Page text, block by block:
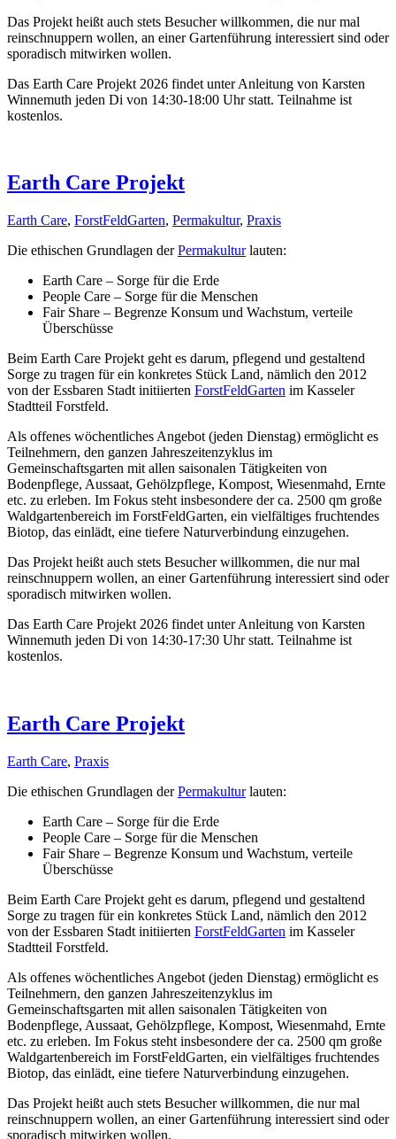
Das Projekt heißt auch stets Besucher willkommen, die nur mal
reinschnuppern wollen, an einer Gartenführung interessiert sind oder
sporadisch mitwirken wollen.
Das Earth Care Projekt 2026 findet unter Anleitung von Karsten
Winnemuth jeden Di von 14:30-18:00 Uhr statt. Teilnahme ist
kostenlos.
Earth Care Projekt
Earth Care, ForstFeldGarten, Permakultur, Praxis
Die ethischen Grundlagen derPermakulturlauten:
Earth Care – Sorge für die Erde
People Care – Sorge für die Menschen
Fair Share – Begrenze Konsum und Wachstum, verteile
Überschüsse
Beim Earth Care Projekt geht es darum, pflegend und gestaltend
Sorge zu tragen für ein konkretes Stück Land, nämlich den 2012
von der Essbaren Stadt initiierten ForstFeldGarten im Kasseler
Stadtteil Forstfeld.
Als offenes wöchentliches Angebot (jeden Dienstag) ermöglicht es
Teilnehmern, den ganzen Jahreszeitenzyklus im
Gemeinschaftsgarten mit allen saisonalen Tätigkeiten von
Bodenpflege, Aussaat, Gehölzpflege, Kompost, Wiesenmahd, Ernte
etc. zu erleben. Im Fokus steht insbesondere der ca. 2500 qm große
Waldgartenbereich im ForstFeldGarten, ein vielfältiges fruchtendes
Biotop, das einlädt, eine tiefere Naturverbindung einzugehen.
Das Projekt heißt auch stets Besucher willkommen, die nur mal
reinschnuppern wollen, an einer Gartenführung interessiert sind oder
sporadisch mitwirken wollen.
Das Earth Care Projekt 2026 findet unter Anleitung von Karsten
Winnemuth jeden Di von 14:30-17:30 Uhr statt. Teilnahme ist
kostenlos.
Earth Care Projekt
Earth Care, Praxis
Die ethischen Grundlagen derPermakulturlauten:
Earth Care – Sorge für die Erde
People Care – Sorge für die Menschen
Fair Share – Begrenze Konsum und Wachstum, verteile
Überschüsse
Beim Earth Care Projekt geht es darum, pflegend und gestaltend
Sorge zu tragen für ein konkretes Stück Land, nämlich den 2012
von der Essbaren Stadt initiierten ForstFeldGarten im Kasseler
Stadtteil Forstfeld.
Als offenes wöchentliches Angebot (jeden Dienstag) ermöglicht es
Teilnehmern, den ganzen Jahreszeitenzyklus im
Gemeinschaftsgarten mit allen saisonalen Tätigkeiten von
Bodenpflege, Aussaat, Gehölzpflege, Kompost, Wiesenmahd, Ernte
etc. zu erleben. Im Fokus steht insbesondere der ca. 2500 qm große
Waldgartenbereich im ForstFeldGarten, ein vielfältiges fruchtendes
Biotop, das einlädt, eine tiefere Naturverbindung einzugehen.
Das Projekt heißt auch stets Besucher willkommen, die nur mal
reinschnuppern wollen, an einer Gartenführung interessiert sind oder
sporadisch mitwirken wollen.